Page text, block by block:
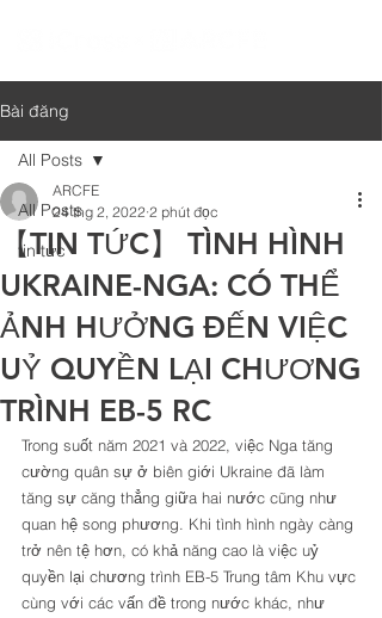
Bài đăng
All Posts
tin tức
All Posts
【TIN TỨC】 TÌNH HÌNH
UKRAINE-NGA: CÓ THỂ
ẢNH HƯỞNG ĐẾN VIỆC
UỶ QUYỀN LẠI CHƯƠNG
TRÌNH EB-5 RC
ARCFE
24 thg 2, 2022 2 phút đọc
Trong suốt năm 2021 và 2022, việc Nga tăng
cường quân sự ở biên giới Ukraine đã làm
tăng sự căng thẳng giữa hai nước cũng như
quan hệ song phương. Khi tình hình ngày càng
trở nên tệ hơn, có khả năng cao là việc uỷ
quyền lại chương trình EB-5 Trung tâm Khu vực
cùng với các vấn đề trong nước khác, như